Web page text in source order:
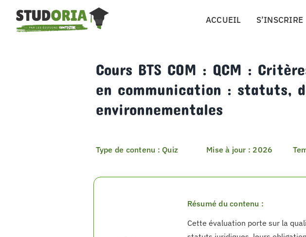
contenu
ACCUEIL S’INSCRIRE
Cours BTS COM : QCM :
en communication : statuts,
environnementales
Type de contenu : Quiz Mise à jour : 2026
Résumé du contenu :
Cette évaluation porte sur la